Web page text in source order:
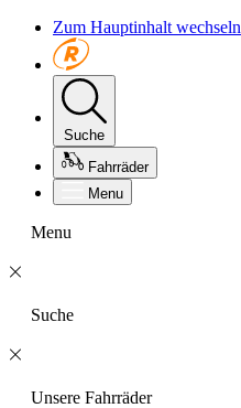
Zum Hauptinhalt wechseln
Suche
Fahrräder
Menu
Menu
Suche
Unsere Fahrräder